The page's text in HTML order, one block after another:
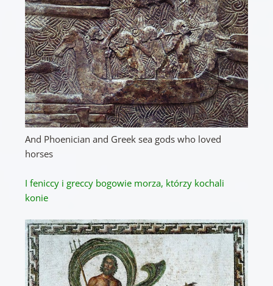
And Phoenician and Greek sea gods who loved
horses
I feniccy i greccy bogowie morza, którzy kochali
konie